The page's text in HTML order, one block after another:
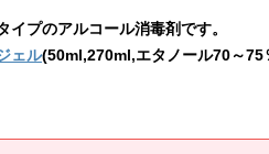
プのアルコール消毒剤です。
ェル(50ml,270ml,エタノール70～75